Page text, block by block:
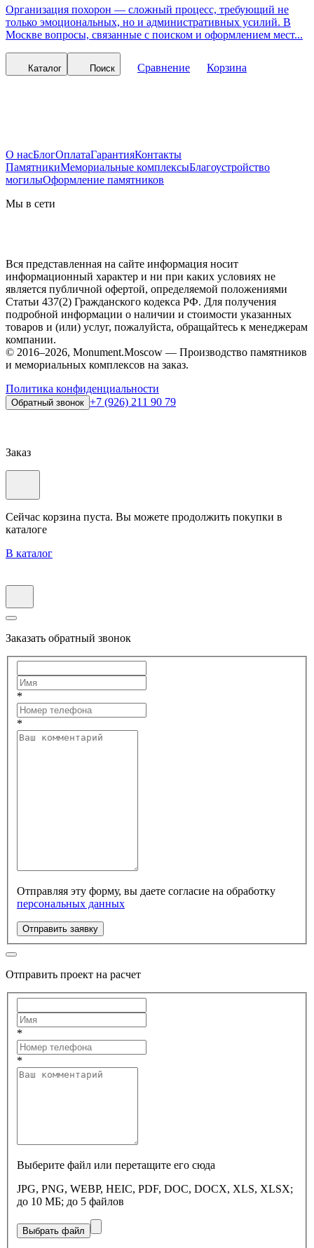
Организация похорон — сложный процесс, требующий не
только эмоциональных, но и административных усилий. В
Москве вопросы, связанные с поиском и оформлением мест...
Каталог Поиск Сравнение Корзина
О насБлогОплатаГарантияКонтакты
ПамятникиМемориальные комплексыБлагоустройство
могилыОформление памятников
Мы в сети
Вся представленная на сайте информация носит
информационный характер и ни при каких условиях не
является публичной офертой, определяемой положениями
Статьи 437(2) Гражданского кодекса РФ. Для получения
подробной информации о наличии и стоимости указанных
товаров и (или) услуг, пожалуйста, обращайтесь к менеджерам
компании.
© 2016–2026, Monument.Moscow — Производство памятников
и мемориальных комплексов на заказ.
Политика конфиденциальности
Обратный звонок +7 (926) 211 90 79
Заказ
Сейчас корзина пуста. Вы можете продолжить покупки в
каталоге
В каталог
Заказать обратный звонок
*
*
Отправляя эту форму, вы даете согласие на обработку
персональных данных
Отправить заявку
Отправить проект на расчет
*
*
Выберите файл или перетащите его сюда
JPG, PNG, WEBP, HEIC, PDF, DOC, DOCX, XLS, XLSX;
до 10 МБ; до 5 файлов
Выбрать файл